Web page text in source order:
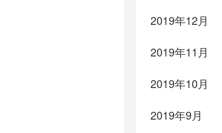
2019年12月
2019年11月
2019年10月
2019年9月